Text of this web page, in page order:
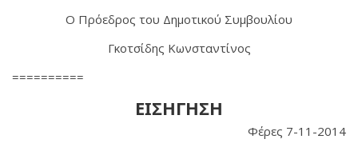
Ο Πρόεδρος του Δημοτικού Συμβουλίου
Γκοτσίδης Κωνσταντίνος
==========
ΕΙΣΗΓΗΣΗ
Φέρες 7-11-2014